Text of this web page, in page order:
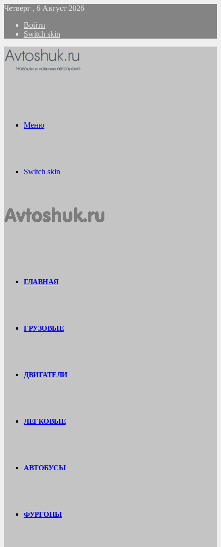
Четверг , 6 Август 2026
Войти
Switch skin
Меню
Switch skin
ГЛАВНАЯ
ГРУЗОВЫЕ
ДВИГАТЕЛИ
ЛЕГКОВЫЕ
АВТОБУСЫ
ФУРГОНЫ